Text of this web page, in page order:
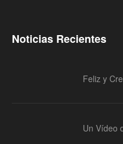
Noticias Recientes
Feliz y
Un Vídeo